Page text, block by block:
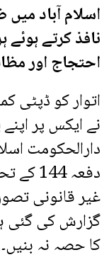
نافذ کرتے
احتجاج اور
اتوار کو ڈپٹی
نے ایکس پر
دفعہ
غیر قانونی
گزارش کی گئی
کا حصہ نہ بنیں۔